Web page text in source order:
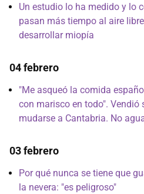
Un estudio lo ha medido y lo
pasan más tiempo al aire
desarrollar miopía
04 febrero
"Me asqueó la comida
con marisco en todo". Vendió
mudarse a Cantabria. No
03 febrero
Por qué nunca se tiene que
la nevera: "es peligroso"